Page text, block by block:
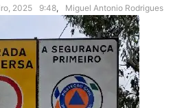
2025 9:48, Miguel Antonio Rodrigues